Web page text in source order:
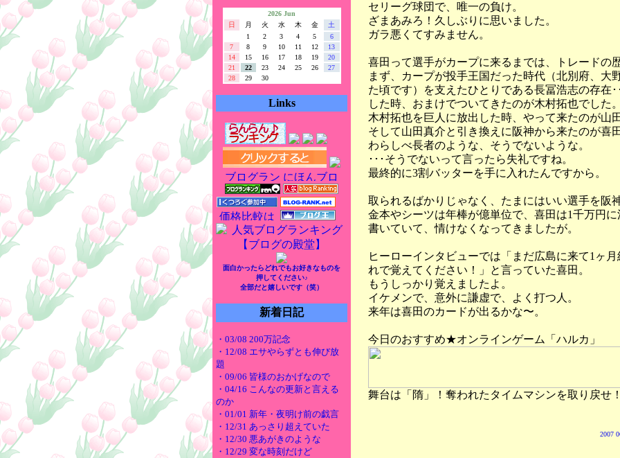
2026 Jun
日
月 火 水 木 金
土
1
2 3 4 5
6
7
8 9 10 11 12
13
14
15 16 17 18 19
20
21
22 23 24 25 26
27
28
29 30
Links
面白かったらどれでもお好きなものを
押してください♪
全部だと嬉しいです（笑）
新着日記
・03/08 200万記念
・12/08 エサやらずとも伸び放
題
・09/06 皆様のおかげなので
・04/16 こんなの更新と言える
のか
・01/01 新年・夜明け前の戯言
・12/31 あっさり超えていた
・12/30 悪あがきのような
・12/29 変な時刻だけど
セリーグ球団で、唯一の負け。
ざまあみろ！久しぶりに思いました。
ガラ悪くてすみません。
喜田って選手がカープに来るまでは、トレードの
まず、カープが投手王国だった時代（北別府、大
た頃です）を支えたひとりである長冨浩志の存在
した時、おまけでついてきたのが木村拓也でした
木村拓也を巨人に放出した時、やって来たのが山
そして山田真介と引き換えに阪神から来たのが喜
わらしべ長者のような、そうでないような。
･･･そうでないって言ったら失礼ですね。
最終的に3割バッターを手に入れたんですから。
取られるばかりじゃなく、たまにはいい選手を阪
金本やシーツは年棒が億単位で、喜田は1千万円
書いていて、情けなくなってきましたが。
ヒーローインタビューでは「まだ広島に来て1ヶ
れで覚えてください！」と言っていた喜田。
もうしっかり覚えましたよ。
イケメンで、意外に謙虚で、よく打つ人。
来年は喜田のカードが出るかな〜。
今日のおすすめ★オンラインゲーム「ハルカ」
舞台は「隋」！奪われたタイムマシンを取り戻せ
2007